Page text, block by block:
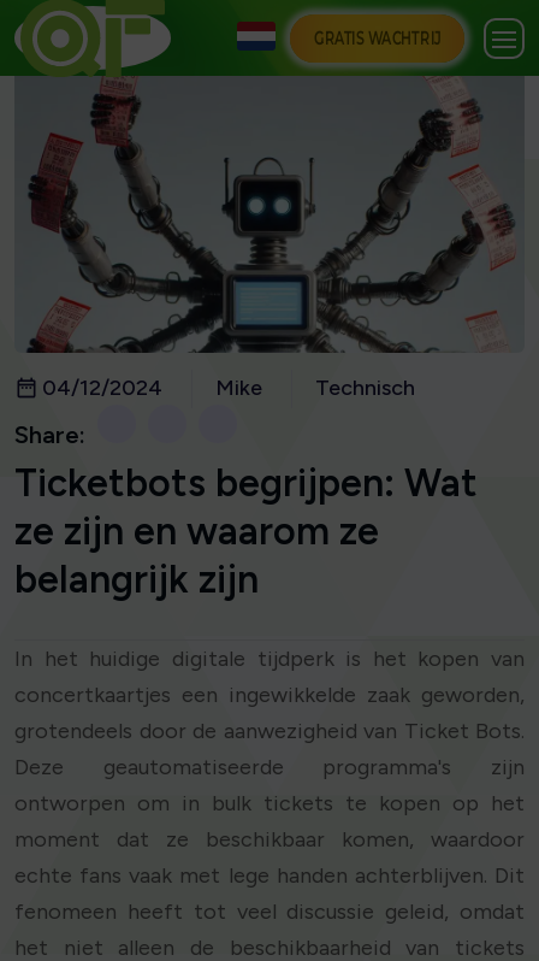
GRATIS WACHTRIJ
04/12/2024 Mike Technisch
Share:
Ticketbots begrijpen: Wat
ze zijn en waarom ze
belangrijk zijn
In het huidige digitale tijdperk is het kopen van
concertkaartjes een ingewikkelde zaak geworden,
grotendeels door de aanwezigheid van Ticket Bots.
Deze geautomatiseerde programma's zijn
ontworpen om in bulk tickets te kopen op het
moment dat ze beschikbaar komen, waardoor
echte fans vaak met lege handen achterblijven. Dit
fenomeen heeft tot veel discussie geleid, omdat
het niet alleen de beschikbaarheid van tickets